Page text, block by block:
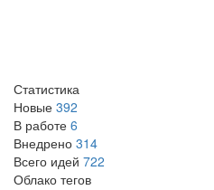
Статистика
Новые 392
В работе 6
Внедрено 314
Всего идей 722
Облако тегов